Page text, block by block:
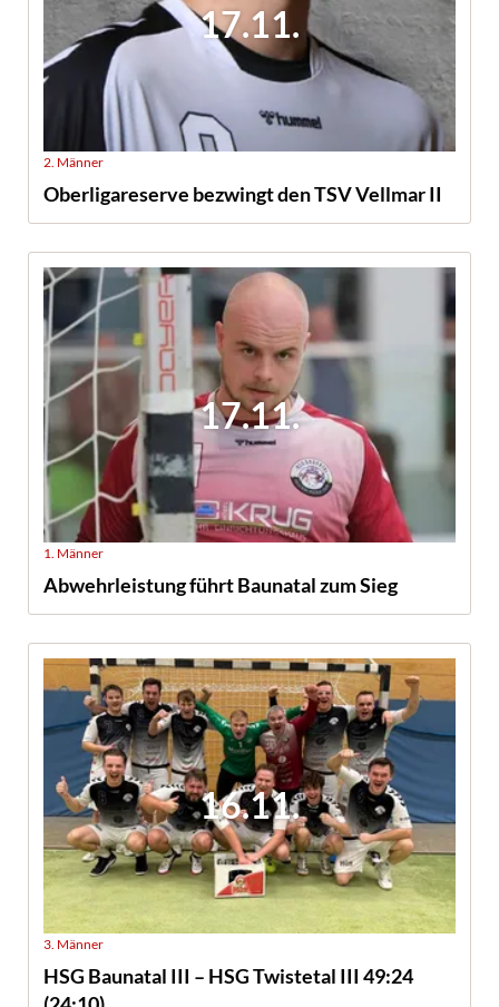
17.11.
2. Männer
Oberligareserve bezwingt den TSV Vellmar II
17.11.
1. Männer
Abwehrleistung führt Baunatal zum Sieg
16.11.
3. Männer
HSG Baunatal III – HSG Twistetal III 49:24